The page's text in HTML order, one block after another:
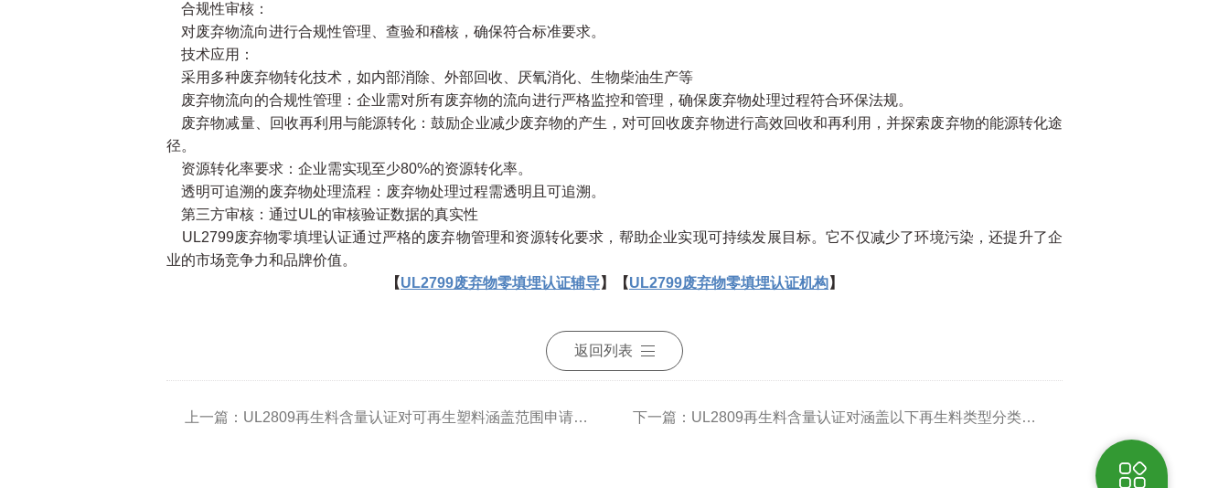
合规性审核：
对废弃物流向进行合规性管理、查验和稽核，确保符合标准要求。
技术应用：
采用多种废弃物转化技术，如内部消除、外部回收、厌氧消化、生物柴油生产等
废弃物流向的合规性管理：企业需对所有废弃物的流向进行严格监控和管理，确保废弃物处理过程符合环保法规。
废弃物减量、回收再利用与能源转化：鼓励企业减少废弃物的产生，对可回收废弃物进行高效回收和再利用，并探索废弃物的能源转化途
径。
资源转化率要求：企业需实现至少80%的资源转化率。
透明可追溯的废弃物处理流程：废弃物处理过程需透明且可追溯。
第三方审核：通过UL的审核验证数据的真实性
UL2799废弃物零填埋认证通过严格的废弃物管理和资源转化要求，帮助企业实现可持续发展目标。它不仅减少了环境污染，还提升了企
业的市场竞争力和品牌价值。
【UL2799废弃物零填埋认证辅导】【UL2799废弃物零填埋认证机构】
返回列表
上一篇：UL2809再生料含量认证对可再生塑料涵盖范围申请注意事项 下一篇：UL2809再生料含量认证对涵盖以下再生料类型分类范围标准